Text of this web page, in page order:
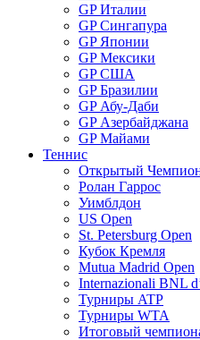
GP Италии
GP Сингапура
GP Японии
GP Мексики
GP США
GP Бразилии
GP Абу-Даби
GP Азербайджана
GP Майами
Теннис
Открытый
Ролан Гаррос
Уимблдон
US Open
St. Petersburg Open
Кубок Кремля
Mutua Madrid Open
Internazionali BNL
Турниры ATP
Турниры WTA
Итоговый